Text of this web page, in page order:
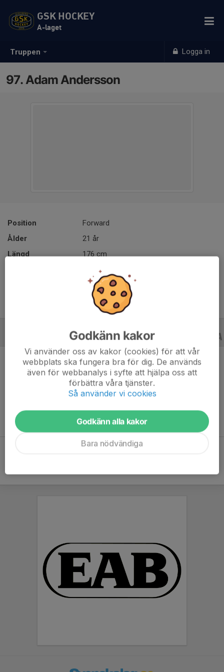
Truppen Logga in
GSK HOCKEY
A-laget
97. Adam Andersson
Position
Forward
Ålder
21 år
Längd
176 cm
60 kg
23/24
Ingen statistik finns för detta år
Godkänn kakor
Vi använder oss av kakor (cookies) för att vår
webbplats ska fungera bra för dig. De används
även för webbanalys i syfte att hjälpa oss att
förbättra våra tjänster.
Så använder vi cookies
Godkänn alla kakor
Bara nödvändiga